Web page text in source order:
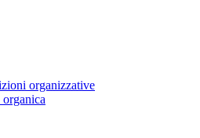
organizzative